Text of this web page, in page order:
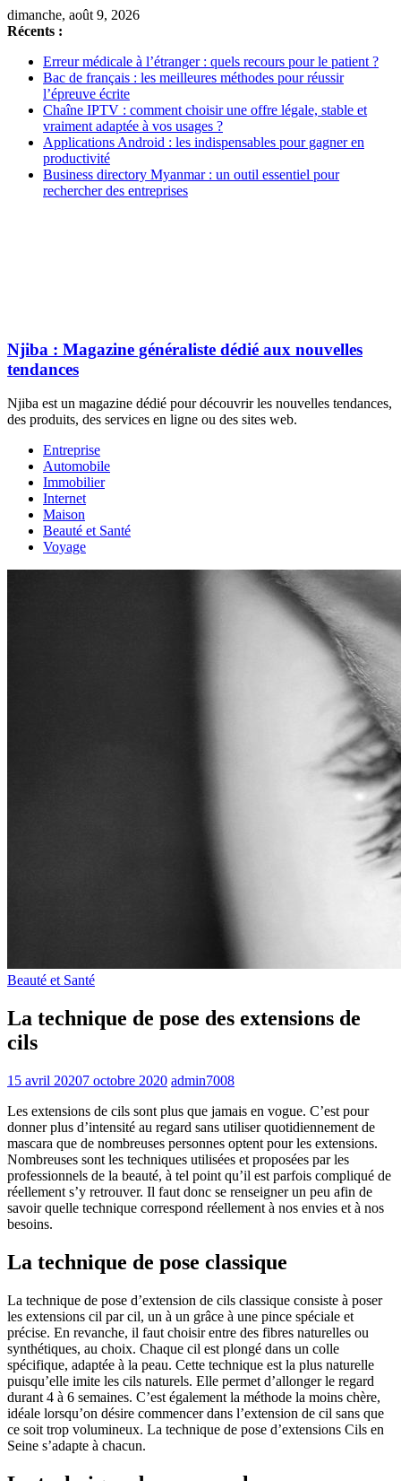
dimanche, août 9, 2026
Récents :
Erreur médicale à l’étranger : quels recours pour le patient ?
Bac de français : les meilleures méthodes pour réussir
l’épreuve écrite
Chaîne IPTV : comment choisir une offre légale, stable et
vraiment adaptée à vos usages ?
Applications Android : les indispensables pour gagner en
productivité
Business directory Myanmar : un outil essentiel pour
rechercher des entreprises
Njiba : Magazine généraliste dédié aux nouvelles
tendances
Njiba est un magazine dédié pour découvrir les nouvelles tendances,
des produits, des services en ligne ou des sites web.
Entreprise
Automobile
Immobilier
Internet
Maison
Beauté et Santé
Voyage
Beauté et Santé
La technique de pose des extensions de
cils
15 avril 20207 octobre 2020 admin7008
Les extensions de cils sont plus que jamais en vogue. C’est pour
donner plus d’intensité au regard sans utiliser quotidiennement de
mascara que de nombreuses personnes optent pour les extensions.
Nombreuses sont les techniques utilisées et proposées par les
professionnels de la beauté, à tel point qu’il est parfois compliqué de
réellement s’y retrouver. Il faut donc se renseigner un peu afin de
savoir quelle technique correspond réellement à nos envies et à nos
besoins.
La technique de pose classique
La technique de pose d’extension de cils classique consiste à poser
les extensions cil par cil, un à un grâce à une pince spéciale et
précise. En revanche, il faut choisir entre des fibres naturelles ou
synthétiques, au choix. Chaque cil est plongé dans un colle
spécifique, adaptée à la peau. Cette technique est la plus naturelle
puisqu’elle imite les cils naturels. Elle permet d’allonger le regard
durant 4 à 6 semaines. C’est également la méthode la moins chère,
idéale lorsqu’on désire commencer dans l’extension de cil sans que
ce soit trop volumineux. La technique de pose d’extensions Cils en
Seine s’adapte à chacun.